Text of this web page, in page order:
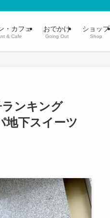
・カフェ
& Cafe
おでかけ
Going Out
ショップ
Shop
ンキング
地下スイーツ